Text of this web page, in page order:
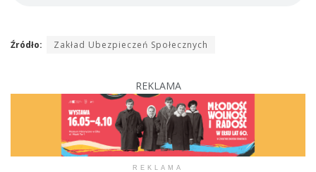
Źródło: Zakład Ubezpieczeń Społecznych
REKLAMA
REKLAMA